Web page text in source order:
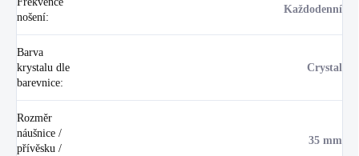
nošení:
Každodenní
Barva
krystalu dle
barevnice:
Crystal
Rozměr
náušnice /
přívěsku /
35 mm